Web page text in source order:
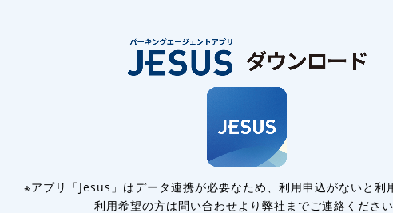
※アプリ「Jesus」はデータ連携が必要なため、利用申込がないと利
利用希望の方は問い合わせより弊社までご連絡ください